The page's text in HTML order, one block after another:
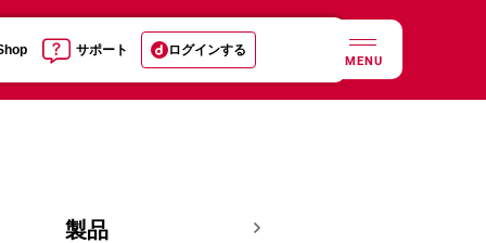
サポート ログインする
MENU
製品